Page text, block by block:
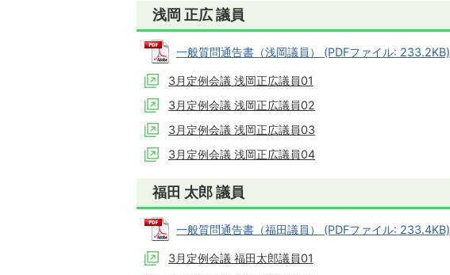
浅岡 正広 議員
一般質問通告書（浅岡議員） (PDFファイル: 233.2KB)
3月定例会議 浅岡正広議員01
3月定例会議 浅岡正広議員02
3月定例会議 浅岡正広議員03
3月定例会議 浅岡正広議員04
福田 太郎 議員
一般質問通告書（福田議員） (PDFファイル: 233.4KB)
3月定例会議 福田太郎議員01